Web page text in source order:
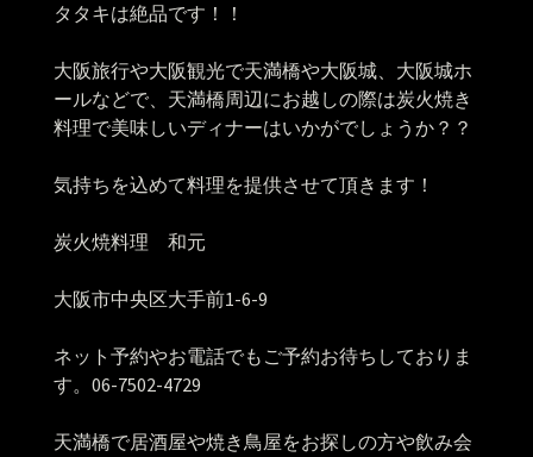
タタキは絶品です！！
大阪旅行や大阪観光で天満橋や大阪城、大阪城ホ
ールなどで、天満橋周辺にお越しの際は炭火焼き
料理で美味しいディナーはいかがでしょうか？？
気持ちを込めて料理を提供させて頂きます！
炭火焼料理 和元
大阪市中央区大手前1-6-9
ネット予約やお電話でもご予約お待ちしておりま
す。06-7502-4729
天満橋で居酒屋や焼き鳥屋をお探しの方や飲み会